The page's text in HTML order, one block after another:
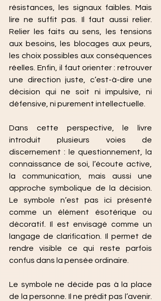
résistances, les signaux faibles. Mais
lire ne suffit pas. Il faut aussi relier.
Relier les faits au sens, les tensions
aux besoins, les blocages aux peurs,
les choix possibles aux conséquences
réelles. Enfin, il faut orienter : retrouver
une direction juste, c’est-à-dire une
décision qui ne soit ni impulsive, ni
défensive, ni purement intellectuelle.
Dans cette perspective, le livre
introduit plusieurs voies de
discernement : le questionnement, la
connaissance de soi, l’écoute active,
la communication, mais aussi une
approche symbolique de la décision.
Le symbole n’est pas ici présenté
comme un élément ésotérique ou
décoratif. Il est envisagé comme un
langage de clarification. Il permet de
rendre visible ce qui reste parfois
confus dans la pensée ordinaire.
Le symbole ne décide pas à la place
de la personne. Il ne prédit pas l’avenir.